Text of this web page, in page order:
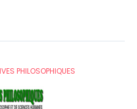
PHILOSOPHIQUES